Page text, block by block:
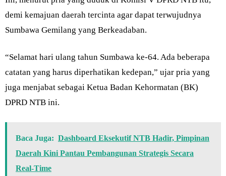
demi kemajuan daerah tercinta agar dapat terwujudnya
Sumbawa Gemilang yang Berkeadaban.
“Selamat hari ulang tahun Sumbawa ke-64. Ada beberapa
catatan yang harus diperhatikan kedepan,” ujar pria yang
juga menjabat sebagai Ketua Badan Kehormatan (BK)
DPRD NTB ini.
Baca Juga: Dashboard Eksekutif NTB Hadir, Pimpinan
Daerah Kini Pantau Pembangunan Strategis Secara
Real-Time